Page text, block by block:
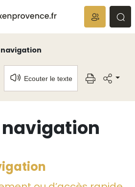
navigation
Ecouter le texte
navigation
cookies